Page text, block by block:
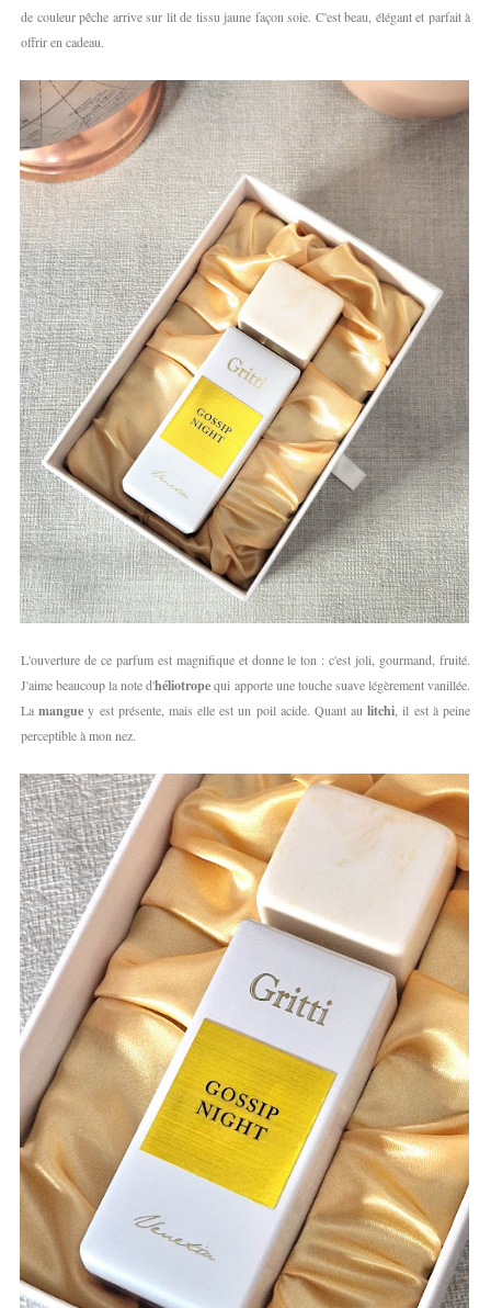
de couleur pêche arrive sur lit de tissu jaune façon soie. C'est beau, élégant et parfait à
offrir en cadeau.
L'ouverture de ce parfum est magnifique et donne le ton : c'est joli, gourmand, fruité.
J'aime beaucoup la note d'héliotropequi apporte une touche suave légèrement vanillée.
Lamangue y est présente, mais elle est un poil acide. Quant aulitchi , il est à peine
perceptible à mon nez.